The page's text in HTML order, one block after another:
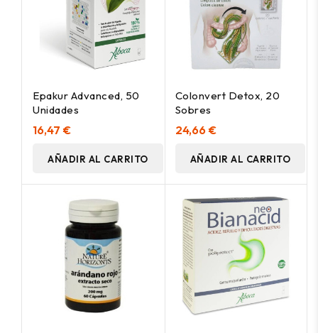
Epakur Advanced, 50
Unidades
16,47 €
AÑADIR AL CARRITO
Colonvert Detox, 20
Sobres
24,66 €
AÑADIR AL CARRITO